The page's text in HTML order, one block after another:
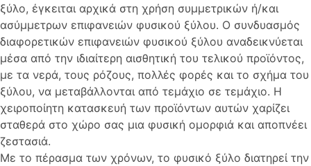
ξύλο, έγκειται αρχικά στη χρήση συμμετρικών ή/και
ασύμμετρων επιφανειών φυσικού ξύλου. Ο συνδυασμός
διαφορετικών επιφανειών φυσικού ξύλου αναδεικνύεται
μέσα από την ιδιαίτερη αισθητική του τελικού προϊόντος,
με τα νερά, τους ρόζους, πολλές φορές και το σχήμα του
ξύλου, να μεταβάλλονται από τεμάχιο σε τεμάχιο. Η
χειροποίητη κατασκευή των προϊόντων αυτών χαρίζει
σταθερά στο χώρο σας μια φυσική ομορφιά και αποπνέει
ζεστασιά.
Με το πέρασμα των χρόνων, το φυσικό ξύλο διατηρεί την